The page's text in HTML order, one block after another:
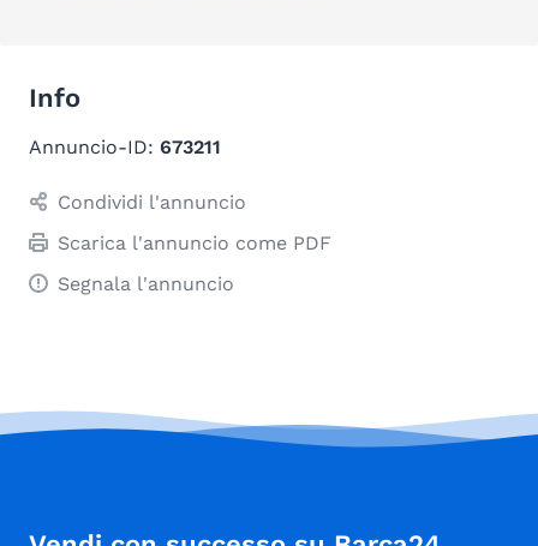
Info
Annuncio-ID: 673211
Condividi l'annuncio
Scarica l'annuncio come PDF
Segnala l'annuncio